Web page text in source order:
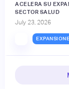
ACELERA SU
SECTOR SALUD
July 23, 2026